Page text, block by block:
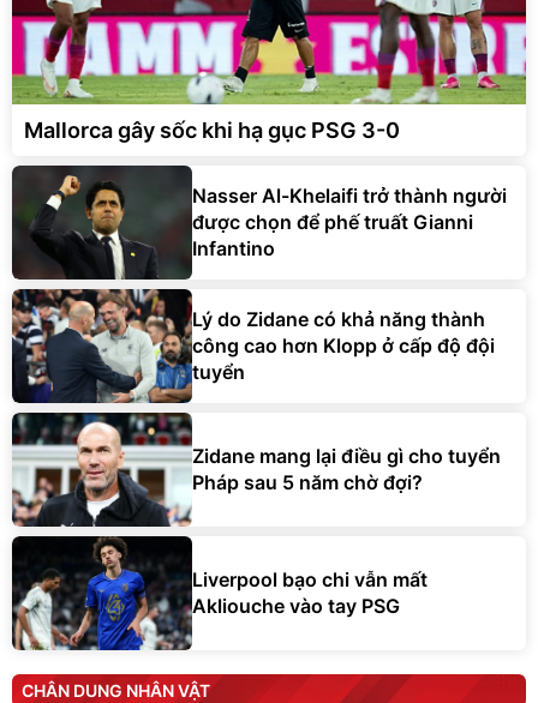
Mallorca gây sốc khi hạ gục PSG 3-0
Nasser Al-Khelaifi trở thành người
được chọn để phế truất Gianni
Infantino
Lý do Zidane có khả năng thành
công cao hơn Klopp ở cấp độ đội
tuyển
Zidane mang lại điều gì cho tuyển
Pháp sau 5 năm chờ đợi?
Liverpool bạo chi vẫn mất
Akliouche vào tay PSG
CHÂN DUNG NHÂN VẬT